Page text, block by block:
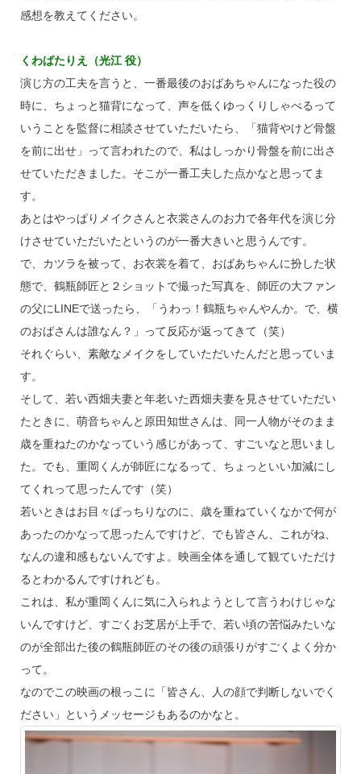
感想を教えてください。
くわばたりえ（光江 役）
演じ方の工夫を言うと、一番最後のおばあちゃんになった役の
時に、ちょっと猫背になって、声を低くゆっくりしゃべるって
いうことを監督に相談させていただいたら、「猫背やけど骨盤
を前に出せ」って言われたので、私はしっかり骨盤を前に出さ
せていただきました。そこが一番工夫した点かなと思ってま
す。
あとはやっぱりメイクさんと衣裳さんのお力で各年代を演じ分
けさせていただいたというのが一番大きいと思うんです。
で、カツラを被って、お衣裳を着て、おばあちゃんに扮した状
態で、鶴瓶師匠と２ショットで撮った写真を、師匠の大ファン
の父にLINEで送ったら、「うわっ！鶴瓶ちゃんやんか。で、横
のおばさんは誰なん？」って反応が返ってきて（笑）
それぐらい、素敵なメイクをしていただいたんだと思っていま
す。
そして、若い西畑夫妻と年老いた西畑夫妻を見させていただい
たときに、萌音ちゃんと原田知世さんは、同一人物がそのまま
歳を重ねたのかなっていう感じがあって、すごいなと思いまし
た。でも、重岡くんが師匠になるって、ちょっといい加減にし
てくれって思ったんです（笑）
若いときはお目々ぱっちりなのに、歳を重ねていくなかで何が
あったのかなって思ったんですけど、でも皆さん、これがね、
なんの違和感もないんですよ。映画全体を通して観ていただけ
るとわかるんですけれども。
これは、私が重岡くんに気に入られようとして言うわけじゃな
いんですけど、すごくお芝居が上手で、若い頃の苦悩みたいな
のが全部出た後の鶴瓶師匠のその後の頑張りがすごくよく分か
って。
なのでこの映画の根っこに「皆さん、人の顔で判断しないでく
ださい」というメッセージもあるのかなと。